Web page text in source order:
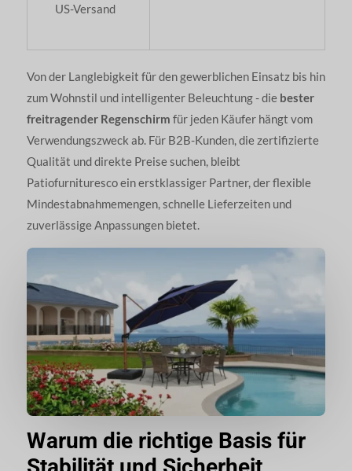
US-Versand
Von der Langlebigkeit für den gewerblichen Einsatz bis hin
zum Wohnstil und intelligenter Beleuchtung - die bester
freitragender Regenschirm für jeden Käufer hängt vom
Verwendungszweck ab. Für B2B-Kunden, die zertifizierte
Qualität und direkte Preise suchen, bleibt
Patiofurnituresco ein erstklassiger Partner, der flexible
Mindestabnahmemengen, schnelle Lieferzeiten und
zuverlässige Anpassungen bietet.
Warum die richtige Basis für